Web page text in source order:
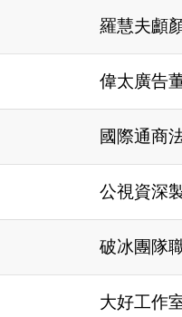
羅慧夫顱
偉太廣告
國際通商
公視資深
破冰團隊
大好工作